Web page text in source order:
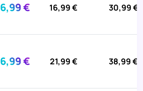
6,99 € 16,99 € 30,99 €
6,99 € 21,99 € 38,99 €